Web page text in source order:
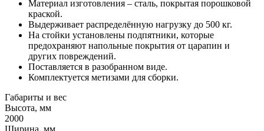
Материал изготовления – сталь, покрытая порошковой
краской.
Выдерживает распределённую нагрузку до 500 кг.
На стойки установлены подпятники, которые
предохраняют напольные покрытия от царапин и
других повреждений.
Поставляется в разобранном виде.
Комплектуется метизами для сборки.
Габариты и вес
Высота, мм
2000
Ширина, мм